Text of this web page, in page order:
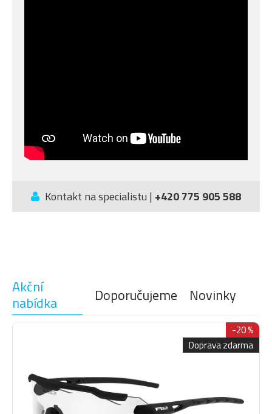
Kontakt na specialistu | +420 775 905 588
Akční
nabídka Doporučujeme Novinky
Doprava zdarma
-20 %